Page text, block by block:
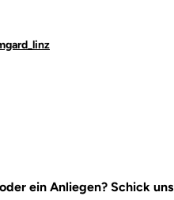
ein Anliegen? Schick uns